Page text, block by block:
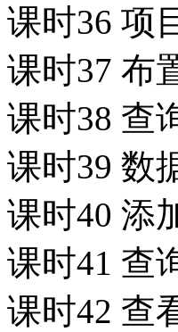
课时36 项
课时37 布
课时38 查
课时39 数
课时40 添
课时41 查
课时42 查